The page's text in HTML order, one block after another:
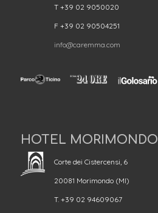
T +39 02 9050020
F +39 02 90504251
info@caremma.com
HOTEL MORIMONDO
Corte dei Cistercensi, 6
20081 Morimondo (MI)
T. +39 02 94609067